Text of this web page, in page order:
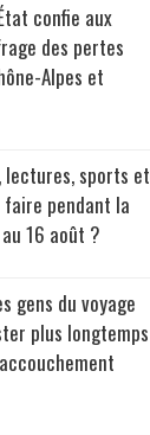
confie aux
des pertes
Alpes et
lectures, sports et
pendant la
16 août ?
gens du voyage
plus longtemps